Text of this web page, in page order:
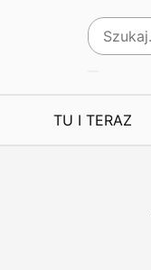
TU I TERAZ